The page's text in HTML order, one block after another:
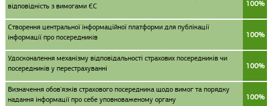
відповідність з вимогами ЄС
100%
Створення центральної інформаційної платформи для публікації
інформації про посередників
100%
Удосконалення механізму відповідальності страхових посередників чи
посередників у перестрахуванні
100%
Визначення обов'язків страхового посередника щодо вимог та порядку
надання інформації про себе уповноваженому органу
100%